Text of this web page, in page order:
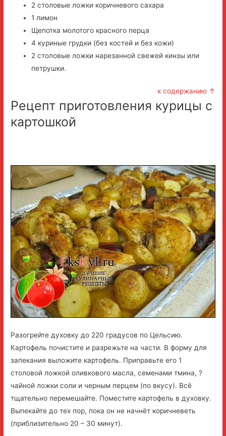
2 столовые ложки коричневого сахара
1 лимон
Щепотка молотого красного перца
4 куриные грудки (без костей и без кожи)
2 столовые ложки нарезанной свежей кинзы или
петрушки.
к содержанию ↑
Рецепт приготовления курицы с
картошкой
Разогрейте духовку до 220 градусов по Цельсию.
Картофель почистите и разрежьте на части. В форму для
запекания выложите картофель. Приправьте его 1
столовой ложкой оливкового масла, семенами тмина, ?
чайной ложки соли и черным перцем (по вкусу). Всё
тщательно перемешайте. Поместите картофель в духовку.
Выпекайте до тех пор, пока он не начнёт коричневеть
(приблизительно 20 – 30 минут).